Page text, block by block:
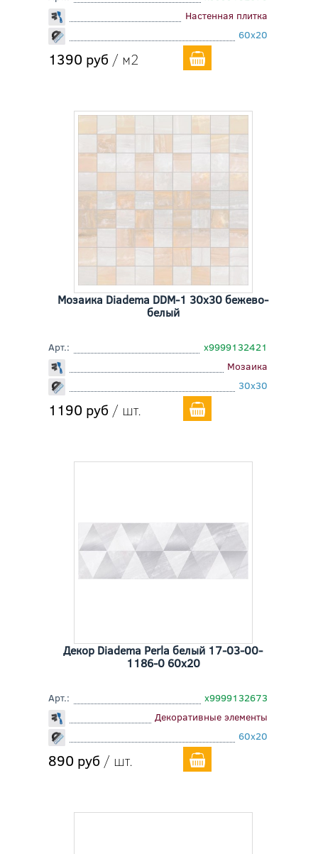
Настенная плитка
60x20
1390 руб / м2
Мозаика Diadema DDM-1 30x30 бежево-
белый
Арт.:
х9999132421
Мозаика
30x30
1190 руб / шт.
Декор Diadema Perla белый 17-03-00-
1186-0 60x20
Арт.:
х9999132673
Декоративные элементы
60x20
890 руб / шт.